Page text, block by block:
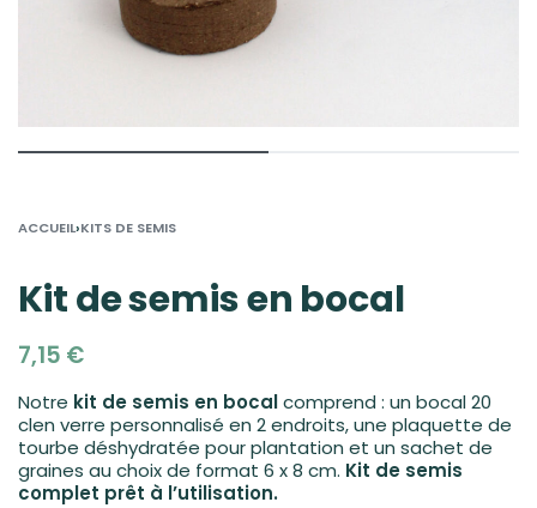
ACCUEIL›KITS DE SEMIS
Kit de semis en bocal
7,15 €
Notre kit de semis en bocalcomprend : un bocal 20
clen verre personnalisé en 2 endroits, une plaquette de
tourbe déshydratée pour plantation et un sachet de
graines au choix de format 6 x 8 cm. Kit de semis
complet prêt à l’utilisation.